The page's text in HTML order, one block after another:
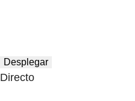
Desplegar
Directo